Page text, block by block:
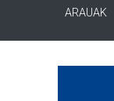
ARAUAK